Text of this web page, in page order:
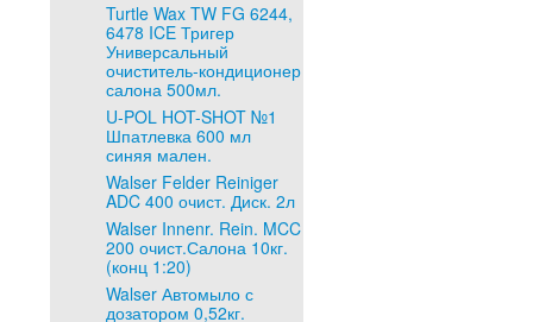
Turtle Wax TW FG 6244,
6478 ICE Тригер
Универсальный
очиститель-кондиционер
салона 500мл.
U-POL HOT-SHOT №1
Шпатлевка 600 мл
синяя мален.
Walser Felder Reiniger
ADC 400 очист. Диск. 2л
Walser Innenr. Rein. MCC
200 очист.Салона 10кг.
(конц 1:20)
Walser Автомыло с
дозатором 0,52кг.